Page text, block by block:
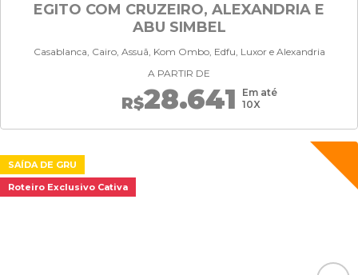
EGITO COM CRUZEIRO, ALEXANDRIA E
ABU SIMBEL
Casablanca, Cairo, Assuã, Kom Ombo, Edfu, Luxor e Alexandria
A PARTIR DE
R$28.641
Em até
10X
SAÍDA DE GRU
Roteiro Exclusivo Cativa